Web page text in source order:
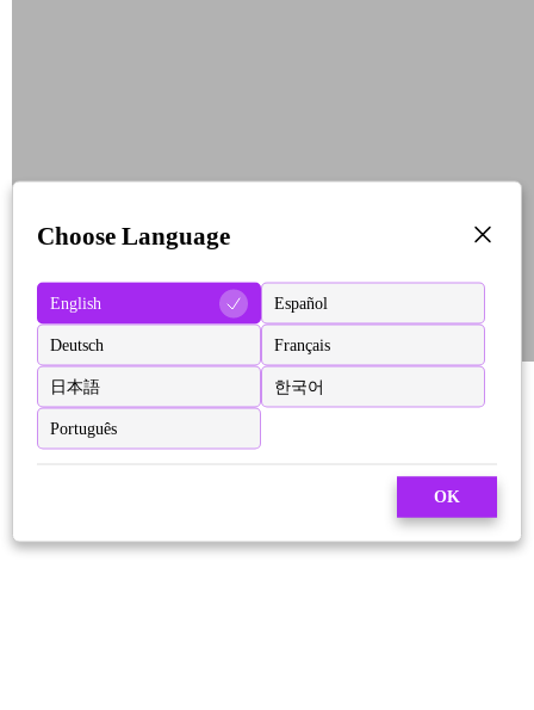
Choose Language
English Español
Deutsch Français
日本語 한국어
Português
OK